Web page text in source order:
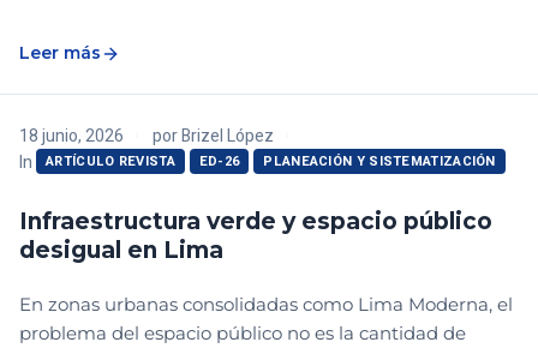
Leer más
18 junio, 2026 porBrizel López
In
ARTÍCULO REVISTA ED-26 PLANEACIÓN Y SISTEMATIZACIÓN
Infraestructura verde y espacio público
desigual en Lima
En zonas urbanas consolidadas como Lima Moderna, el
problema del espacio público no es la cantidad de